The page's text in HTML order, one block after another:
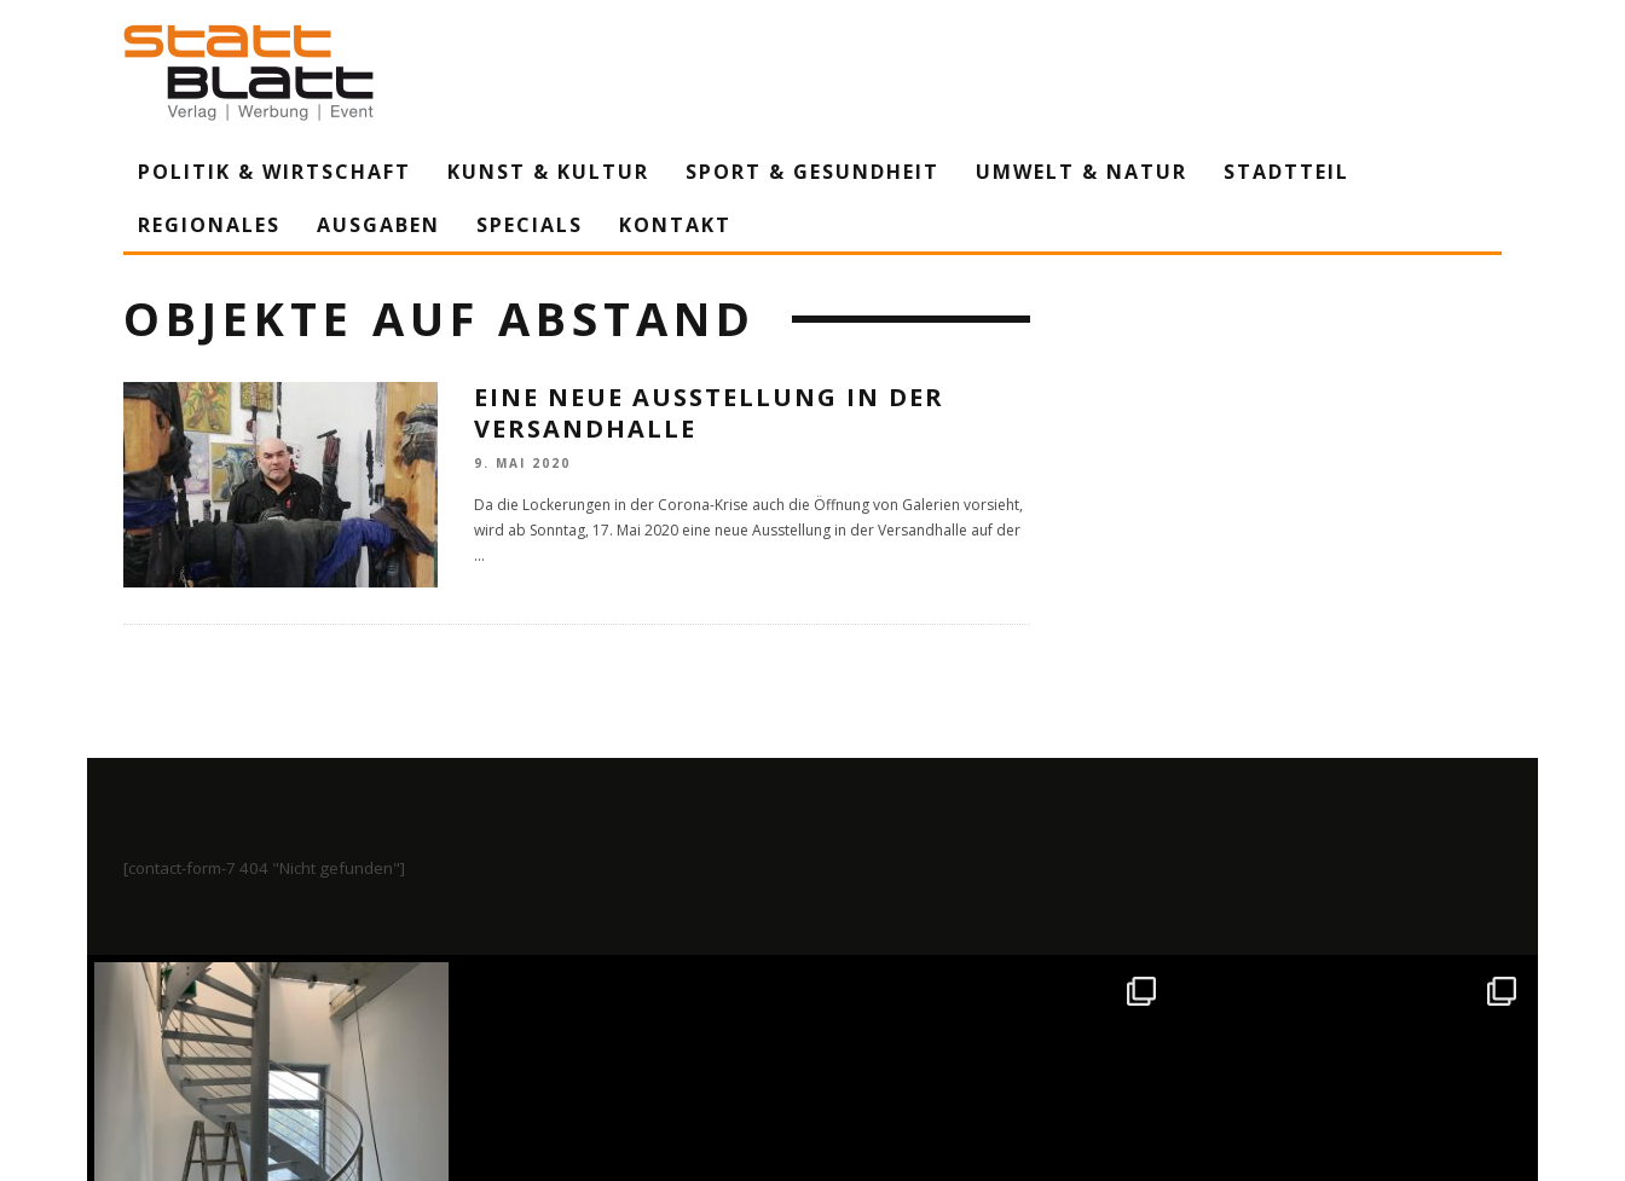
POLITIK & WIRTSCHAFT KUNST & KULTUR SPORT & GESUNDHEIT UMWELT & NATUR
STADTTEIL
REGIONALES
AUSGABEN SPECIALS KONTAKT
OBJEKTE AUF ABSTAND
EINE NEUE AUSSTELLUNG IN DER
VERSANDHALLE
9. MAI 2020
Da die Lockerungen in der Corona-Krise auch die Öffnung von Galerien vorsieht,
wird ab Sonntag, 17. Mai 2020 eine neue Ausstellung in der Versandhalle auf der
...
[contact-form-7 404 "Nicht gefunden"]